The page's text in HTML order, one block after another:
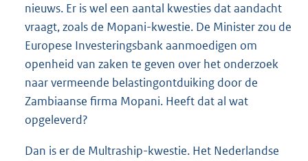
nieuws. Er is wel een aantal kwesties dat aandacht
vraagt, zoals de Mopani-kwestie. De Minister zou de
Europese Investeringsbank aanmoedigen om
openheid van zaken te geven over het onderzoek
naar vermeende belastingontduiking door de
Zambiaanse firma Mopani. Heeft dat al wat
opgeleverd?
Dan is er de Multraship-kwestie. Het Nederlandse